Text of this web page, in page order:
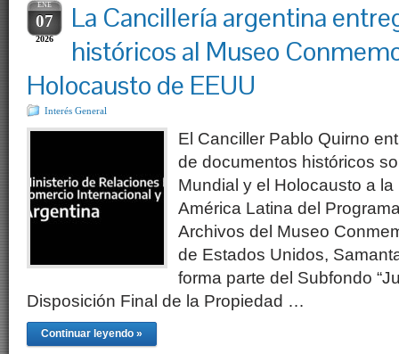
ENE
07
2026
La Cancillería argentina
históricos al Museo
Holocausto de EEUU
Interés General
El Canciller Pablo Quirno
de documentos históricos
Mundial y el Holocausto a
América Latina del
Archivos del Museo
de Estados Unidos,
forma parte del Subfondo
Disposición Final de la Propiedad …
Continuar leyendo »